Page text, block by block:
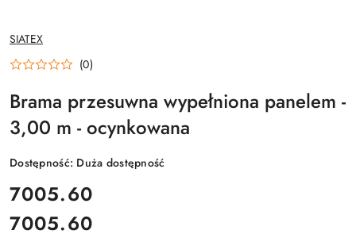
NAZWA
PRODUCENTA:
SIATEX
(0)
Brama przesuwna wypełniona panelem -
3,00 m - ocynkowana
Dostępność: Duża dostępność
cena:
7005.60
Cena:
7005.60